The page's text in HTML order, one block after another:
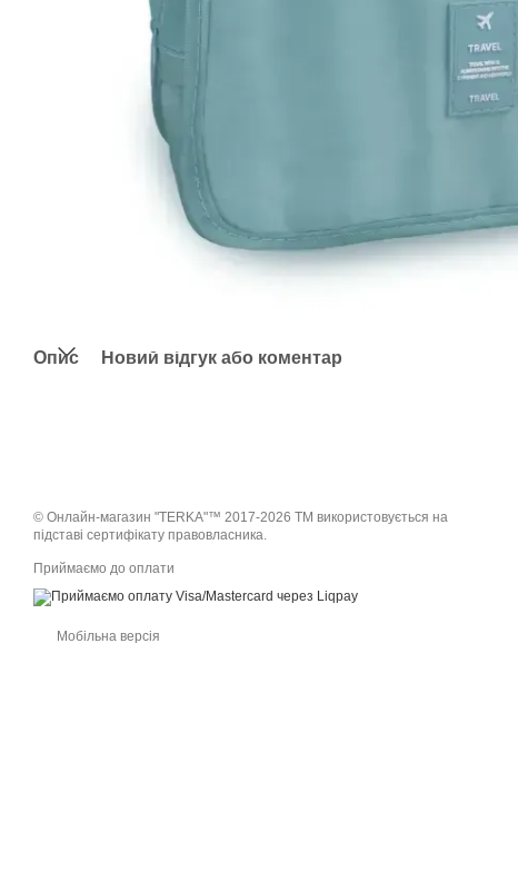
Опис Новий відгук або коментар
© Онлайн-магазин "TERKA"™ 2017-2026 ТМ використовується на
підставі сертифікату правовласника.
Приймаємо до оплати
Мобільна версія